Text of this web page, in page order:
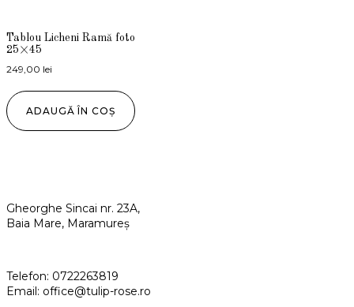
Tablou Licheni Ramă foto
25×45
249,00 lei
ADAUGĂ ÎN COȘ
Gheorghe Sincai nr. 23A,
Baia Mare, Maramureș
Telefon: 0722263819
Email: office@tulip-rose.ro